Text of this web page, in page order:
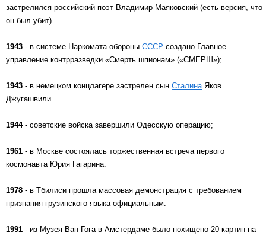
застрелился российский поэт Владимир Маяковский (есть версия, что
он был убит).
1943 - в системе Наркомата обороны СССР создано Главное
управление контрразведки «Смерть шпионам» («СМЕРШ»);
1943 - в немецком концлагере застрелен сын СталинаЯков
Джугашвили.
1944- советские войска завершили Одесскую операцию;
1961 - в Москве состоялась торжественная встреча первого
космонавта Юрия Гагарина.
1978 - в Тбилиси прошла массовая демонстрация с требованием
признания грузинского языка официальным.
1991 - из Музея Ван Гога в Амстердаме было похищено 20 картин на